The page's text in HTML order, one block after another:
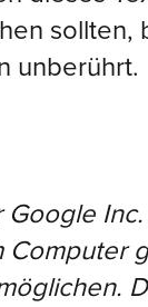
sollten,
unberührt.
Inc.
Computer